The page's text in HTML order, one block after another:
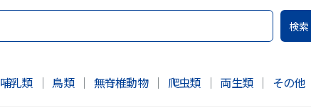
検索
哺乳類 ｜ 鳥類 ｜ 無脊椎動物 ｜ 爬虫類 ｜ 両生類 ｜ その他